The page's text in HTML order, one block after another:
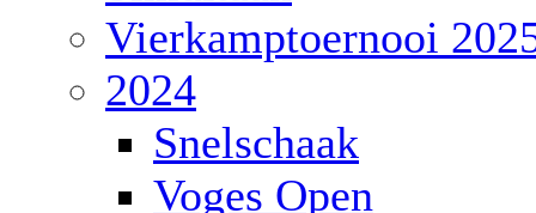
Vierkamptoernooi
2024
Snelschaak
Voges Open